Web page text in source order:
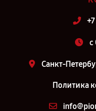
c
Санкт-
Политика